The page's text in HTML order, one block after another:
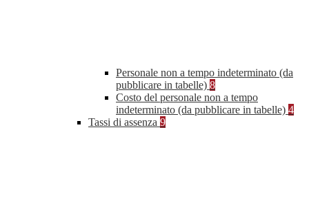
Personale non a tempo indeterminato (da
pubblicare in tabelle) 8
Costo del personale non a tempo
indeterminato (da pubblicare in tabelle) 4
Tassi di assenza 9